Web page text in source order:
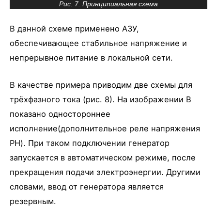
Рис. 7. Принципиальная схема
В данной схеме применено АЗУ,
обеспечивающее стабильное напряжение и
непрерывное питание в локальной сети.
В качестве примера приводим две схемы для
трёхфазного тока (рис. 8). На изображении В
показано одностороннее
исполнение(дополнительное реле напряжения
PH). При таком подключении генератор
запускается в автоматическом режиме, после
прекращения подачи электроэнергии. Другими
словами, ввод от генератора является
резервным.